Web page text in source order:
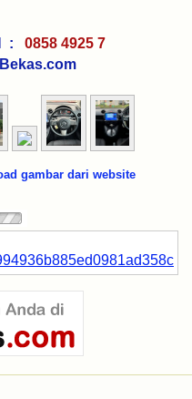
:
0858 4925 7
gambar dari website